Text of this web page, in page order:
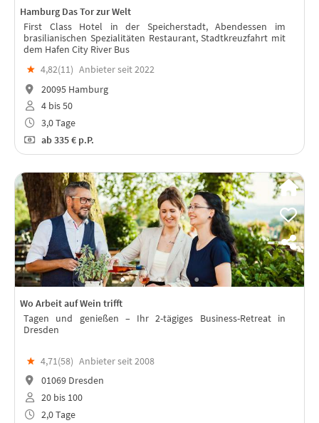
Hamburg Das Tor zur Welt
First Class Hotel in der Speicherstadt, Abendessen im
brasilianischen Spezialitäten Restaurant, Stadtkreuzfahrt mit
dem Hafen City River Bus
★ 4,82(11) Anbieter seit 2022
20095 Hamburg
4 bis 50
3,0 Tage
ab335 € p.P.
Wo Arbeit auf Wein trifft
Tagen und genießen – Ihr 2-tägiges Business-Retreat in
Dresden
★ 4,71(58) Anbieter seit 2008
01069 Dresden
20 bis 100
2,0 Tage